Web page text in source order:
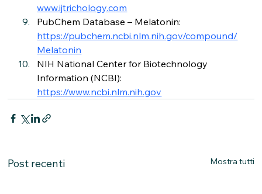
www.ijtrichology.com
PubChem Database – Melatonin:
https://pubchem.ncbi.nlm.nih.gov/compound/
Melatonin
NIH National Center for Biotechnology
Information (NCBI):
https://www.ncbi.nlm.nih.gov
Post recenti Mostra tutti